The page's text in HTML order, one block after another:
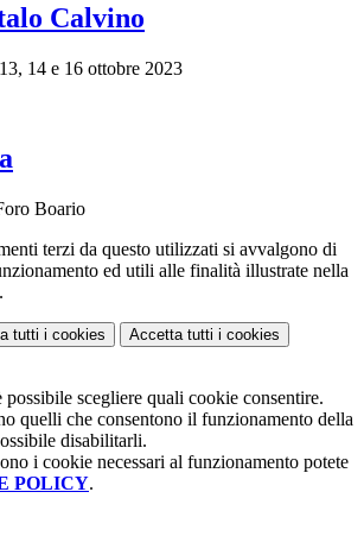
Calvino
14 e 16 ottobre 2023
Boario
terzi da questo utilizzati si avvalgono di
ed utili alle finalità illustrate nella
.
tutti i cookies Accetta tutti i cookies
possibile scegliere quali cookie consentire.
quelli che consentono il funzionamento della
disabilitarli.
i cookie necessari al funzionamento potete
POLICY.